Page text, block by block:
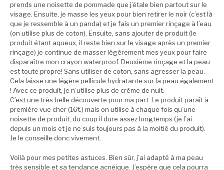
prends une noisette de pommade que j’étale bien partout sur le
visage. Ensuite, je masse les yeux pour bien retirer le noir (c’est là
que je ressemble à un panda) et je fais un premier rinçage à l’eau
(on utilise plus de coton). Ensuite, sans ajouter de produit (le
produit étant aqueux, il reste bien sur le visage après un premier
rinçage) je continue de masser légèrement mes yeux pour faire
disparaître mon crayon waterproof. Deuxième rinçage et la peau
est toute propre! Sans utiliser de coton, sans agresser la peau.
Cela laisse une légère pellicule hydratante sur la peau également
! Avec ce produit, je n’utilise plus de crème de nuit.
C’est une très belle découverte pour ma part. Le produit paraît à
première vue cher (16€) mais on utilise à chaque fois qu’une
noisette de produit, du coup il dure assez longtemps (je l’ai
depuis un mois et je ne suis toujours pas à la moitié du produit).
Je le conseille donc vivement.
Voilà pour mes petites astuces. Bien sûr, j’ai adapté à ma peau
très sensible et sa tendance acnéique. J’espère que cela pourra